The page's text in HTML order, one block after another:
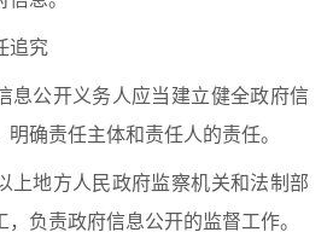
追究
息公开义务人应当建立健全政府信
确责任主体和责任人的责任。
上地方人民政府监察机关和法制部
负责政府信息公开的监督工作。